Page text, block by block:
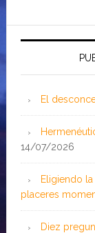
El
14/07/2026
Eligiendo
placeres
Diez